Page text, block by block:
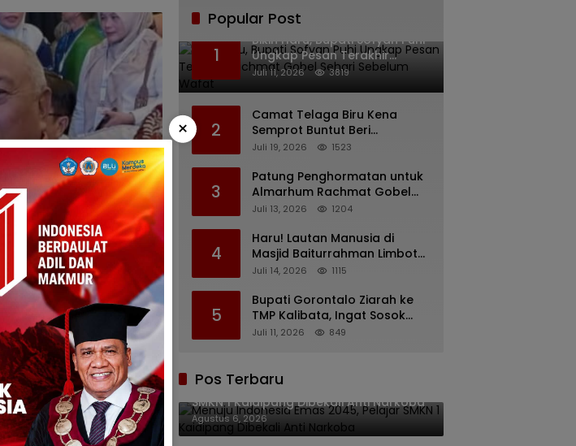
Hadiri
Profiling ASN
Pemerintah…
JPTP Pemkab
Popular Post
1
Bikin Haru, Bupati Sofyan Puhi
Ungkap Pesan Terakhir
Rachmat Gobel Sehari
Juli 11, 2026 3819
2
Camat Telaga Biru Kena
Semprot Buntut Beri
Pernyataan Soal Gaji CS
Nunggak
Juli 19, 2026 1523
3
Patung Penghormatan untuk
Almarhum Rachmat Gobel
Digagas, Ini Tiga Lokasi yang
Juli 13, 2026 1204
4
Haru! Lautan Manusia di
Masjid Baiturrahman Limboto,
Kirim Doa untuk Almarhum
Juli 14, 2026 1115
5
Bupati Gorontalo Ziarah ke
TMP Kalibata, Ingat Sosok
Rachmat Gobel
Juli 11, 2026 849
Pos Terbaru
Menuju Indonesia Emas 2045, Pelajar
SMKN 1 Kaidipang Dibekali Anti Narkoba
Agustus 6, 2026
×